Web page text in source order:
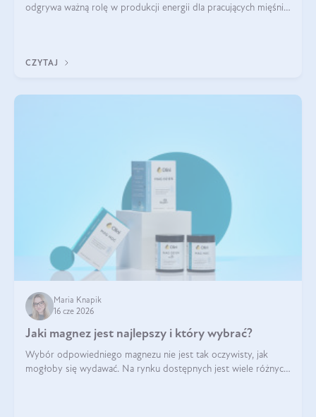
odgrywa ważną rolę w produkcji energii dla pracujących mięśni.
CZYTAJ
Maria Knapik
16 cze 2026
Jaki magnez jest najlepszy i który wybrać?
Wybór odpowiedniego magnezu nie jest tak oczywisty, jak
mogłoby się wydawać. Na rynku dostępnych jest wiele różnych